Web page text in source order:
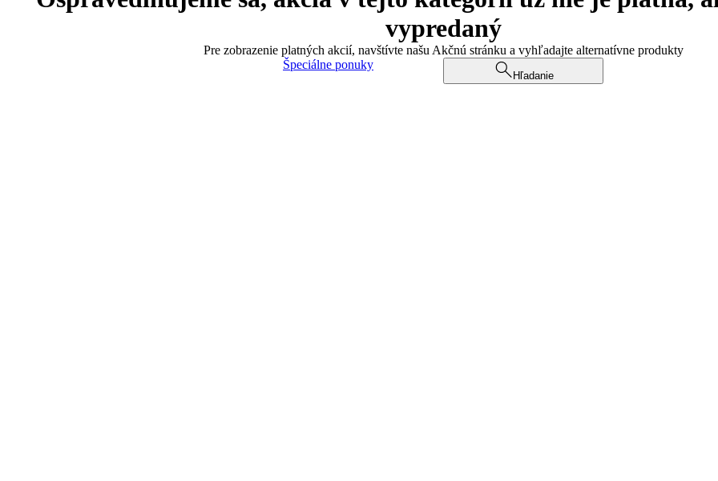
vypredaný
Pre zobrazenie platných akcií, navštívte našu Akčnú stránku a vyhľadajte alternatívne produkty
Špeciálne ponuky
Hľadanie